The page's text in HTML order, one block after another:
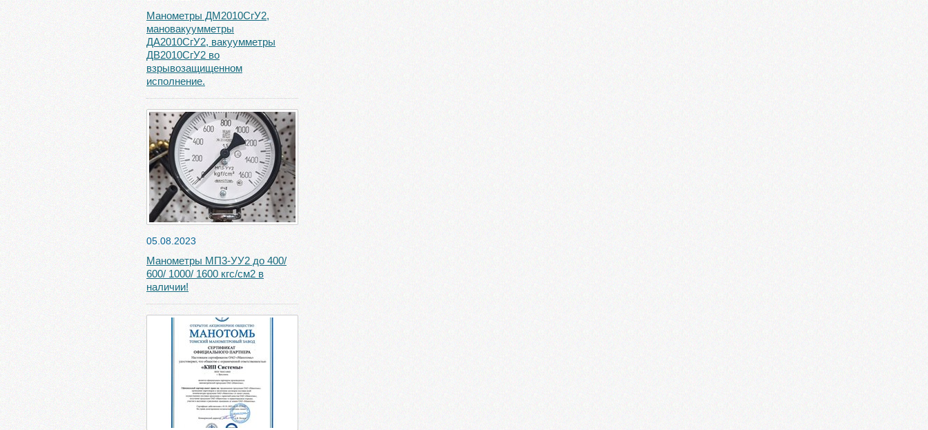
Манометры ДМ2010СгУ2,
мановакуумметры
ДА2010СгУ2, вакуумметры
ДВ2010СгУ2 во
взрывозащищенном
исполнение.
05.08.2023
Манометры МП3-УУ2 до 400/
600/ 1000/ 1600 кгс/см2 в
наличии!